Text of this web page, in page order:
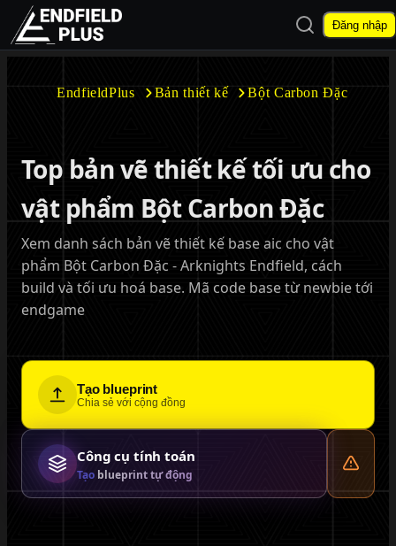
EndfieldPlus
menu con
Mở tìm kiếmĐăng nhập
EndfieldPlus Bản thiết kế Bột Carbon Đặc
Top bản vẽ thiết kế tối ưu cho
vật phẩm Bột Carbon Đặc
Xem danh sách bản vẽ thiết kế base aic cho vật
phẩm Bột Carbon Đặc - Arknights Endfield, cách
build và tối ưu hoá base. Mã code base từ newbie tới
endgame
Tạo blueprint
Chia sẻ với cộng đồng
Công cụ tính toán
Tạo blueprint tự động